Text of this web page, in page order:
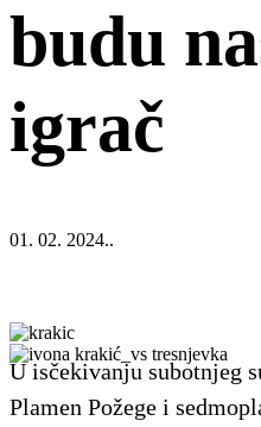
budu
igrač
01. 02. 2024..
U isčekivanju subotnjeg
Plamen Požege i